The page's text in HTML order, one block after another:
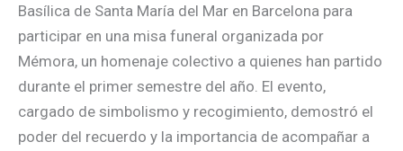
Basílica de Santa María del Mar en Barcelona para
participar en una misa funeral organizada por
Mémora, un homenaje colectivo a quienes han partido
durante el primer semestre del año. El evento,
cargado de simbolismo y recogimiento, demostró el
poder del recuerdo y la importancia de acompañar a